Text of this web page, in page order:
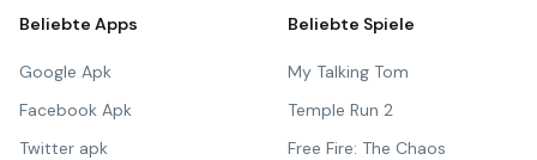
Beliebte Apps
Google Apk
Facebook Apk
Twitter apk
Beliebte Spiele
My Talking Tom
Temple Run 2
Free Fire: The Chaos